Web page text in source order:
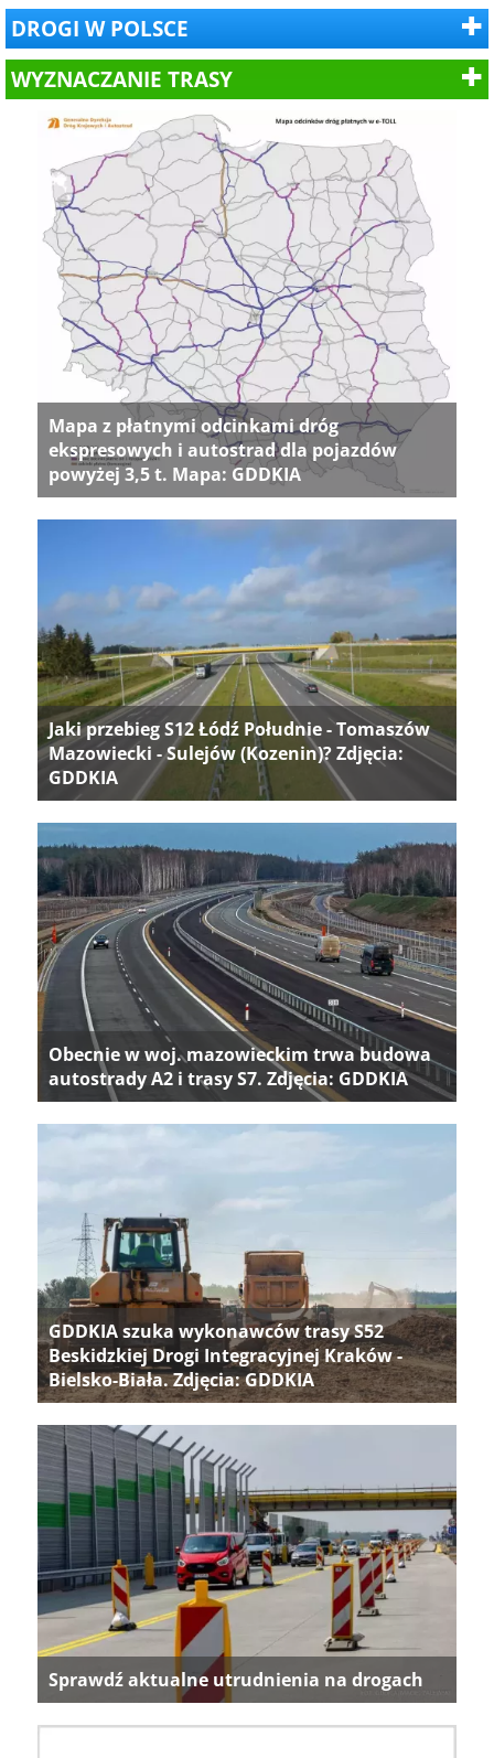
DROGI W POLSCE
WYZNACZANIE TRASY
Mapa z płatnymi odcinkami dróg
ekspresowych i autostrad dla pojazdów
powyżej 3,5 t. Mapa: GDDKIA
Jaki przebieg S12 Łódź Południe - Tomaszów
Mazowiecki - Sulejów (Kozenin)? Zdjęcia:
GDDKIA
Obecnie w woj. mazowieckim trwa budowa
autostrady A2 i trasy S7. Zdjęcia: GDDKIA
GDDKIA szuka wykonawców trasy S52
Beskidzkiej Drogi Integracyjnej Kraków -
Bielsko-Biała. Zdjęcia: GDDKIA
Sprawdź aktualne utrudnienia na drogach